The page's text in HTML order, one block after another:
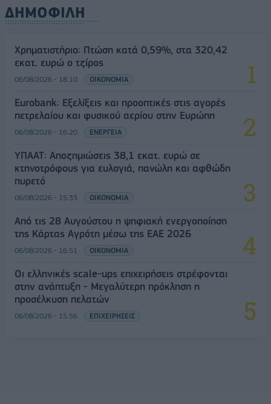
ΔΗΜΟΦΙΛΗ
Χρηματιστήριο: Πτώση κατά 0,59%, στα 320,42
εκατ. ευρώ ο τζίρος
06/08/2026 - 18:10 ΟΙΚΟΝΟΜΙΑ
Eurobank: Εξελίξεις και προοπτικές στις αγορές
πετρελαίου και φυσικού αερίου στην Ευρώπη
06/08/2026 - 16:20 ΕΝΕΡΓΕΙΑ
ΥΠΑΑΤ: Αποζημιώσεις 38,1 εκατ. ευρώ σε
κτηνοτρόφους για ευλογιά, πανώλη και αφθώδη
πυρετό
06/08/2026 - 15:33 ΟΙΚΟΝΟΜΙΑ
Από τις 28 Αυγούστου η ψηφιακή ενεργοποίηση
της Κάρτας Αγρότη μέσω της ΕΑΕ 2026
06/08/2026 - 16:51 ΟΙΚΟΝΟΜΙΑ
Οι ελληνικές scale-ups επιχειρήσεις στρέφονται
στην ανάπτυξη - Μεγαλύτερη πρόκληση η
προσέλκυση πελατών
06/08/2026 - 15:56 ΕΠΙΧΕΙΡΗΣΕΙΣ